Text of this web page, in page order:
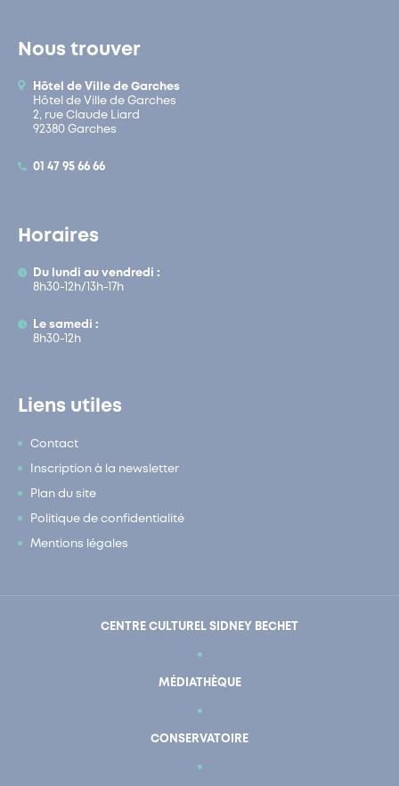
Nous trouver
Hôtel de Ville de Garches
Hôtel de Ville de Garches
2, rue Claude Liard
92380 Garches
01 47 95 66 66
Horaires
Du lundi au vendredi :
8h30-12h/13h-17h
Le samedi :
8h30-12h
Liens utiles
Contact
Inscription à la newsletter
Plan du site
Politique de confidentialité
Mentions légales
CENTRE CULTUREL SIDNEY BECHET
MÉDIATHÈQUE
CONSERVATOIRE